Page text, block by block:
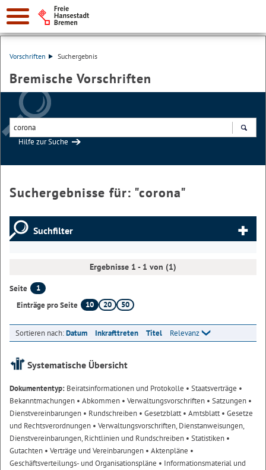
Vorschriften Suchergebnis
Bremische Vorschriften
Hilfe zur Suche
Suchergebnisse für: "corona"
Suchfilter
Ergebnisse 1 - 1 von (1)
Seite
1
Einträge pro Seite
10 20 50
Sortieren nach:Datum Inkrafttreten Titel Relevanz
Systematische Übersicht
Dokumententyp: Beiratsinformationen und Protokolle • Staatsverträge •
Bekanntmachungen • Abkommen • Verwaltungsvorschriften • Satzungen •
Dienstvereinbarungen • Rundschreiben • Gesetzblatt• Amtsblatt• Gesetze
und Rechtsverordnungen • Verwaltungsvorschriften, Dienstanweisungen,
Dienstvereinbarungen, Richtlinien und Rundschreiben • Statistiken •
Gutachten • Verträge und Vereinbarungen • Aktenpläne •
Geschäftsverteilungs- und Organisationspläne • Informationsmaterial und